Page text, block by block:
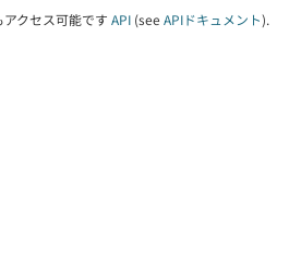
クセス可能です API (see APIドキュメント).